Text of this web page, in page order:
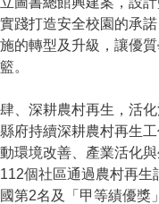
實踐打造安全校園的承
施的轉型及升級，讓優
籃。
肆、深耕農村再生，活
縣府持續深耕農村再生
動環境改善、產業活化
112個社區通過農村再生
國第2名及「甲等績優獎